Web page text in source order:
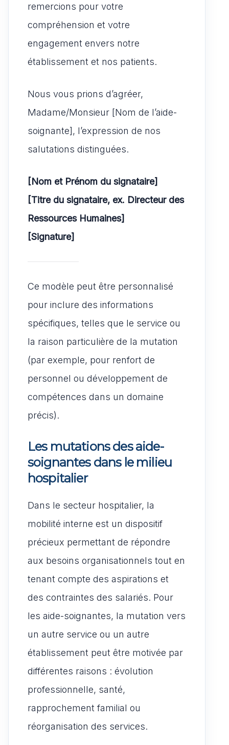
remercions pour votre
compréhension et votre
engagement envers notre
établissement et nos patients.
Nous vous prions d’agréer,
Madame/Monsieur [Nom de l’aide-
soignante], l’expression de nos
salutations distinguées.
[Nom et Prénom du signataire]
[Titre du signataire, ex. Directeur des
Ressources Humaines]
[Signature]
Ce modèle peut être personnalisé
pour inclure des informations
spécifiques, telles que le service ou
la raison particulière de la mutation
(par exemple, pour renfort de
personnel ou développement de
compétences dans un domaine
précis).
Les mutations des aide-
soignantes dans le milieu
hospitalier
Dans le secteur hospitalier, la
mobilité interne est un dispositif
précieux permettant de répondre
aux besoins organisationnels tout en
tenant compte des aspirations et
des contraintes des salariés. Pour
les aide-soignantes, la mutation vers
un autre service ou un autre
établissement peut être motivée par
différentes raisons : évolution
professionnelle, santé,
rapprochement familial ou
réorganisation des services.